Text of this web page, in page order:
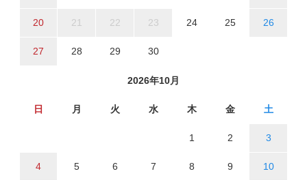
20 21 22 23 24 25 26
27 28 29 30
2026年10月
日 月 火 水 木 金 土
1 2 3
4 5 6 7 8 9 10